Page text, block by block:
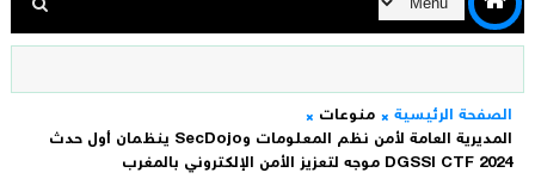
الصفحة الرئيسية
منوعات
المديرية العامة لأمن نظم المعلومات وSecDojo ينظمان أول حدث
DGSSI CTF 2024 موجه لتعزيز الأمن الإلكتروني بالمغرب